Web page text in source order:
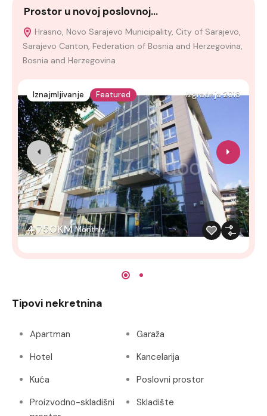
Prostor u novoj poslovnoj…
Hrasno, Novo Sarajevo Municipality, City of Sarajevo,
Sarajevo Canton, Federation of Bosnia and Herzegovina,
Bosnia and Herzegovina
Iznajmljivanje Featured Izgradnja 2018
4,750KM Monthly
Tipovi nekretnina
Apartman
Garaža
Hotel
Kancelarija
Kuća
Poslovni prostor
Proizvodno-skladišni
Skladište